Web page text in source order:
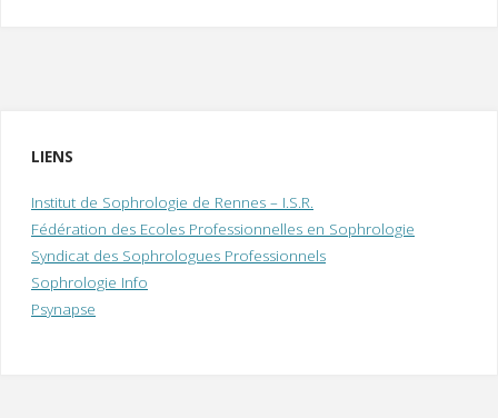
LIENS
Institut de Sophrologie de Rennes – I.S.R.
Fédération des Ecoles Professionnelles en Sophrologie
Syndicat des Sophrologues Professionnels
Sophrologie Info
Psynapse